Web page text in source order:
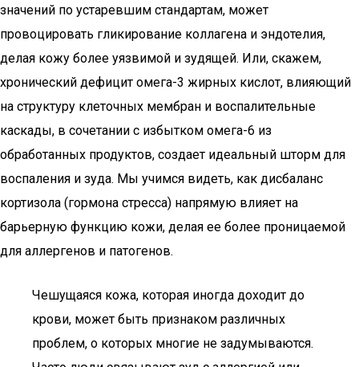
значений по устаревшим стандартам, может
провоцировать гликирование коллагена и эндотелия,
делая кожу более уязвимой и зудящей. Или, скажем,
хронический дефицит омега-3 жирных кислот, влияющий
на структуру клеточных мембран и воспалительные
каскады, в сочетании с избытком омега-6 из
обработанных продуктов, создает идеальный шторм для
воспаления и зуда. Мы учимся видеть, как дисбаланс
кортизола (гормона стресса) напрямую влияет на
барьерную функцию кожи, делая ее более проницаемой
для аллергенов и патогенов.
Чешущаяся кожа, которая иногда доходит до
крови, может быть признаком различных
проблем, о которых многие не задумываются.